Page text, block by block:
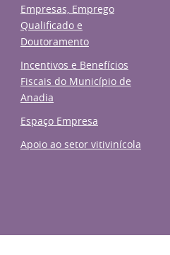
Empresas, Emprego
Qualificado e
Doutoramento
Incentivos e Benefícios
Fiscais do Município de
Anadia
Espaço Empresa
Apoio ao setor vitivinícola